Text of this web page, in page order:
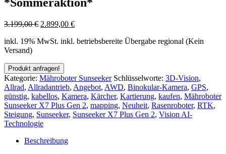
*Sommeraktion*
3.199,00€ 2.899,00 €
inkl. 19% MwSt. inkl. betriebsbereite Übergabe regional (Kein
Versand)
Kategorie: Mähroboter Sunseeker Schlüsselworte: 3D-Vision,
Allrad, Allradantrieb, Angebot, AWD, Binokular-Kamera, GPS,
günstig, kabellos, Kamera, Kärcher, Kartierung, kaufen, Mähroboter
Sunseeker X7 Plus Gen 2, mapping, Neuheit, Rasenroboter, RTK,
Steigung, Sunseeker, Sunseeker X7 Plus Gen 2, Vision AI-
Technologie
Beschreibung